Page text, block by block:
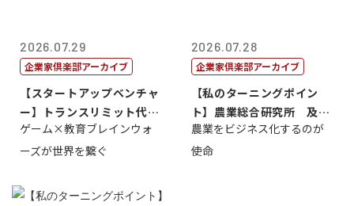
2026.07.29
企業家倶楽部アーカイブ
【スタートアップベンチャ
ー】トランスリミット代表
取締役社長 ...
ゲーム×教育ブレインウォ
ーズが世界を繋ぐ
2026.07.28
企業家倶楽部アーカイブ
【私のターニングポイン
ト】農業総合研究所 及川
智正
農業をビジネス化するのが
使命